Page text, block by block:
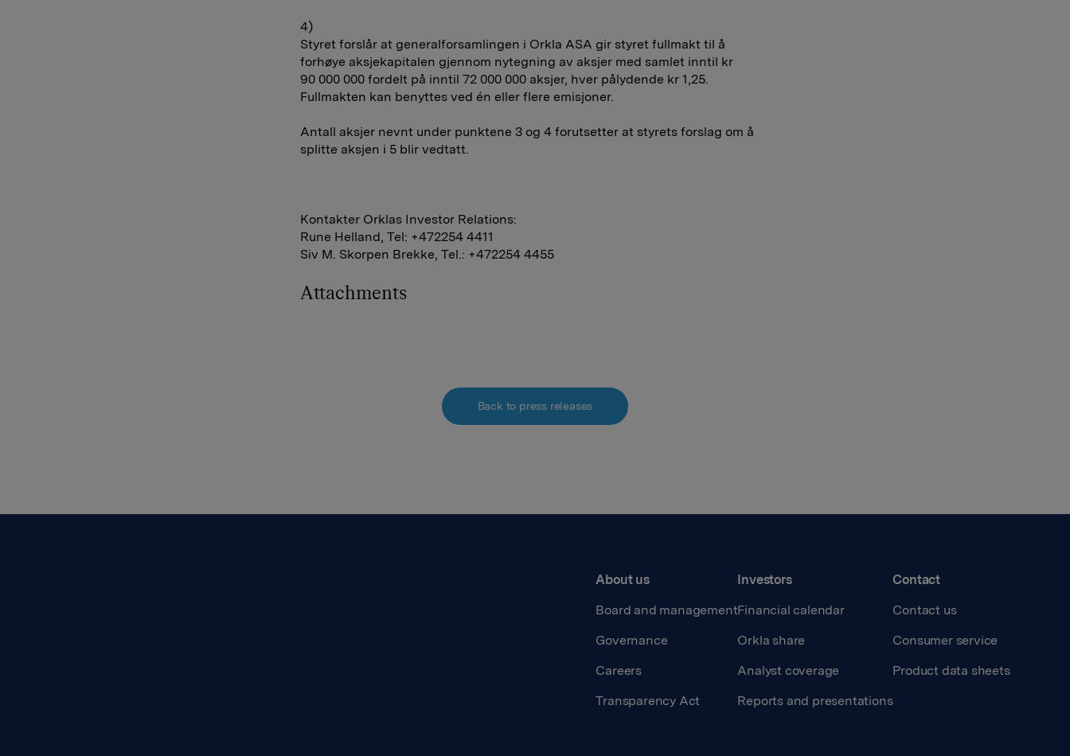
4)
Styret forslår at generalforsamlingen i Orkla ASA gir styret fullmakt til å
forhøye aksjekapitalen gjennom nytegning av aksjer med samlet inntil kr
90 000 000 fordelt på inntil 72 000 000 aksjer, hver pålydende kr 1,25.
Fullmakten kan benyttes ved én eller flere emisjoner.
Antall aksjer nevnt under punktene 3 og 4 forutsetter at styrets forslag om å
splitte aksjen i 5 blir vedtatt.
Kontakter Orklas Investor Relations:
Rune Helland, Tel: +472254 4411
Siv M. Skorpen Brekke, Tel.: +472254 4455
Attachments
Back to press releases
About us
Board and management
Governance
Careers
Transparency Act
Investors
Financial calendar
Orkla share
Analyst coverage
Reports and presentations
Contact
Contact us
Consumer service
Product data sheets